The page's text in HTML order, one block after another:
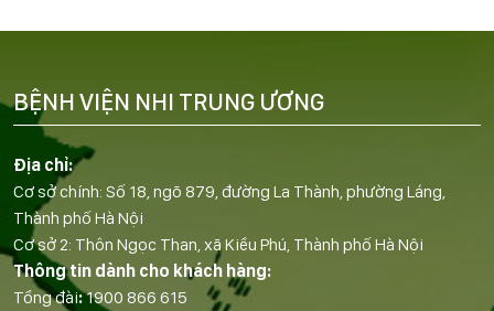
Địa chỉ:
Cơ sở chính: Số 18, ngõ 879, đường La Thành, phường Láng,
Thành phố Hà Nội
Cơ sở 2: Thôn Ngọc Than, xã Kiều Phú, Thành phố Hà Nội
Thông tin dành cho khách hàng:
Tổng đài:1900 866 615
BỆNH VIỆN NHI TRUNG ƯƠNG